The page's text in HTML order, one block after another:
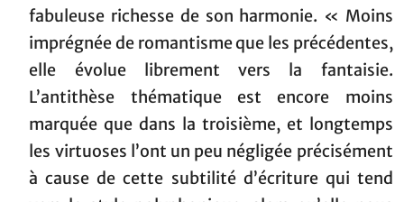
fabuleuse richesse de son harmonie. « Moins
imprégnée de romantisme que les précédentes,
elle évolue librement vers la fantaisie.
L’antithèse thématique est encore moins
marquée que dans la troisième, et longtemps
les virtuoses l’ont un peu négligée précisément
à cause de cette subtilité d’écriture qui tend